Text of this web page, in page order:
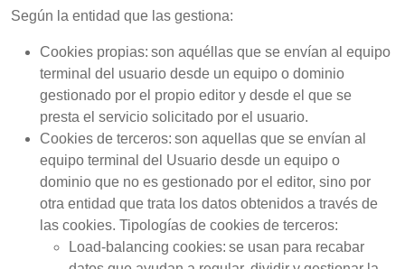
Según la entidad que las gestiona:
Cookies propias: son aquéllas que se envían al equipo
terminal del usuario desde un equipo o dominio
gestionado por el propio editor y desde el que se
presta el servicio solicitado por el usuario.
Cookies de terceros: son aquellas que se envían al
equipo terminal del Usuario desde un equipo o
dominio que no es gestionado por el editor, sino por
otra entidad que trata los datos obtenidos a través de
las cookies. Tipologías de cookies de terceros:
Load-balancing cookies: se usan para recabar